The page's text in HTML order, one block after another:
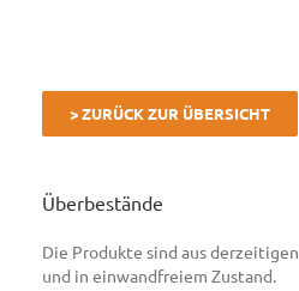
> ZURÜCK ZUR ÜBERSICHT
Überbestände
Die Produkte sind aus
und in einwandfreiem Zustand.